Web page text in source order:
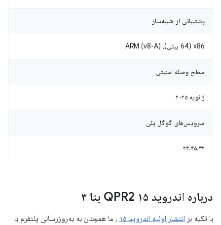
پشتیبانی از شبیه‌ساز
x86 (64 بیتی)، ARM (v8-A)
سطح وصله امنیتی
ژانویه ۲۰۲۵
سرویس‌های گوگل پلی
۲۴.۴۵.۳۲
درباره اندروید ۱۵ QPR2 بتا ۳
با تکیه بر انتشار اولیه اندروید ۱۵
، ما همچنان به به‌روزرسانی پلتفرم با